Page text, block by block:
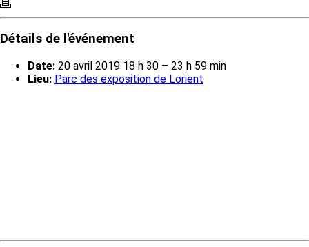
Détails de l'événement
Date: 20 avril 2019 18 h 30 – 23 h 59 min
Lieu: Parc des exposition de Lorient